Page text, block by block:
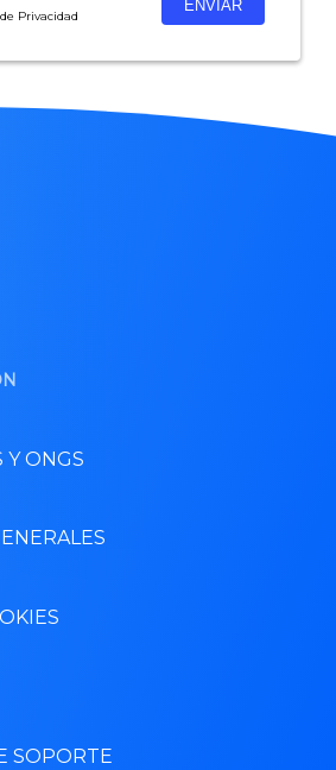
Privacidad
Y ONGS
SOPORTE